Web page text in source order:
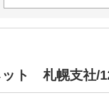
ト 札幌支社/